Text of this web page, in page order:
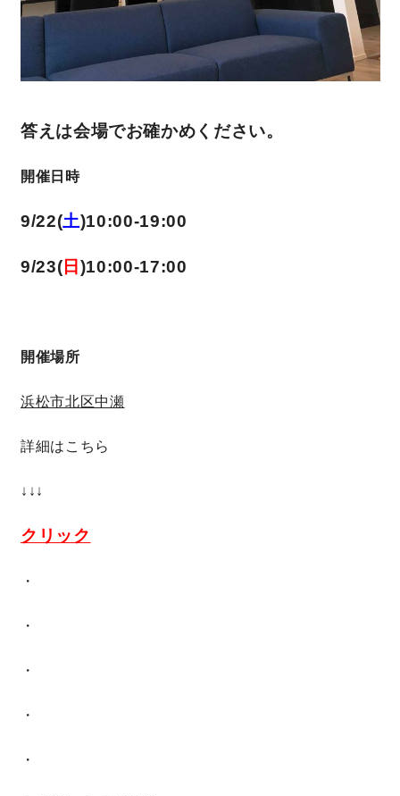
答えは会場でお確かめください。
開催日時
9/22(土)10:00-19:00
9/23( 日 )10:00-17:00
開催場所
浜松市北区中瀬
詳細はこちら
↓↓↓
クリック
・
・
・
・
・